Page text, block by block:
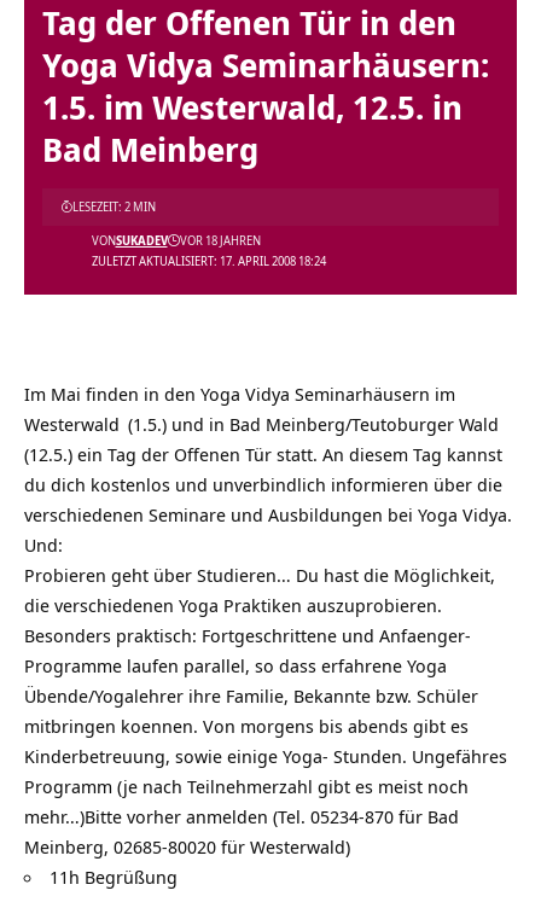
Tag der Offenen Tür in den
Yoga Vidya Seminarhäusern:
1.5. im Westerwald, 12.5. in
Bad Meinberg
ZULETZT AKTUALISIERT: 17. APRIL 2008 18:24
VONSUKADEV VOR 18 JAHREN
LESEZEIT: 2 MIN
Im Mai finden in den Yoga Vidya Seminarhäusern im
Westerwald (1.5.) und in Bad Meinberg/Teutoburger Wald
(12.5.) ein Tag der Offenen Tür statt. An diesem Tag kannst
du dich kostenlos und unverbindlich informieren über die
verschiedenen Seminare und Ausbildungen bei Yoga Vidya.
Und:
Probieren geht über Studieren… Du hast die Möglichkeit,
die verschiedenen Yoga Praktiken auszuprobieren.
Besonders praktisch: Fortgeschrittene und Anfaenger-
Programme laufen parallel, so dass erfahrene Yoga
Übende/Yogalehrer ihre Familie, Bekannte bzw. Schüler
mitbringen koennen. Von morgens bis abends gibt es
Kinderbetreuung, sowie einige Yoga- Stunden. Ungefähres
Programm (je nach Teilnehmerzahl gibt es meist noch
mehr…)Bitte vorher anmelden (Tel. 05234-870 für Bad
Meinberg, 02685-80020 für Westerwald)
11h Begrüßung